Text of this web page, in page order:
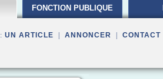
FONCTION PUBLIQUE
UN ARTICLE ANNONCER CONTACT